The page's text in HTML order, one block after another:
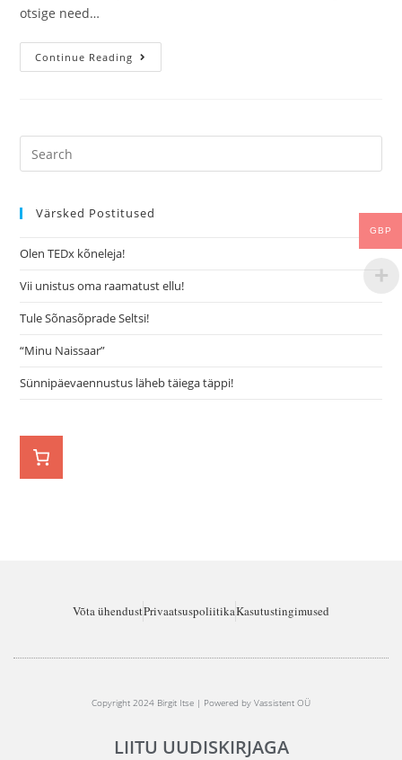
otsige need…
Continue Reading
Värsked Postitused
Olen TEDx kõneleja!
Vii unistus oma raamatust ellu!
Tule Sõnasõprade Seltsi!
“Minu Naissaar”
Sünnipäevaennustus läheb täiega täppi!
Võta ühendustPrivaatsuspoliitikaKasutustingimused
Copyright 2024 Birgit Itse | Powered by Vassistent OÜ
LIITU UUDISKIRJAGA
GBP